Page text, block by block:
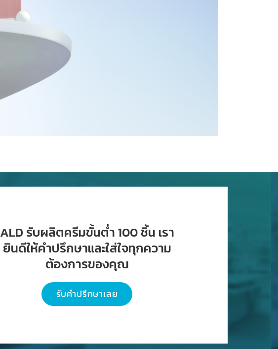
ALD รับผลิตครีมขั้นต่ำ 100 ชิ้น เรา
ยินดีให้คำปรึกษาและใส่ใจทุกความ
ต้องการของคุณ
รับคำปรึกษาเลย